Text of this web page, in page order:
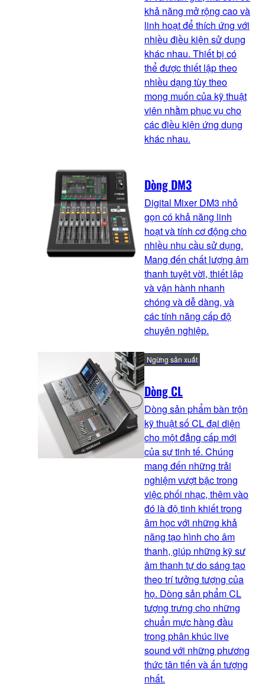
khả năng mở rộng cao và
linh hoạt để thích ứng với
nhiều điều kiện sử dụng
khác nhau. Thiết bị có
thể được thiết lập theo
nhiều dạng tùy theo
mong muốn của kỹ thuật
viên nhằm phục vụ cho
các điều kiện ứng dụng
khác nhau.
Dòng DM3
Digital Mixer DM3 nhỏ
gọn có khả năng linh
hoạt và tính cơ động cho
nhiều nhu cầu sử dụng.
Mang đến chất lượng âm
thanh tuyệt vời, thiết lập
và vận hành nhanh
chóng và dễ dàng, và
các tính năng cấp độ
chuyên nghiệp.
Dòng CL
Ngừng sản xuất
Dòng sản phẩm bàn trộn
kỹ thuật số CL đại diện
cho một đẳng cấp mới
của sự tinh tế. Chúng
mang đến những trải
nghiệm vượt bậc trong
việc phối nhạc, thêm vào
đó là độ tinh khiết trong
âm học với những khả
năng tạo hình cho âm
thanh, giúp những kỹ sư
âm thanh tự do sáng tạo
theo trí tưởng tượng của
họ. Dòng sản phẩm CL
tượng trưng cho những
chuẩn mực hàng đầu
trong phân khúc live
sound với những phương
thức tân tiến và ấn tượng
nhất.